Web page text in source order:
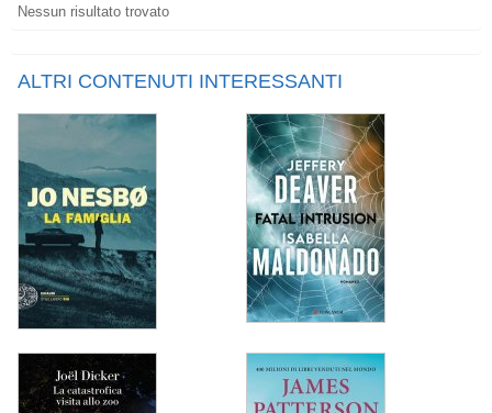
Nessun risultato trovato
ALTRI CONTENUTI INTERESSANTI